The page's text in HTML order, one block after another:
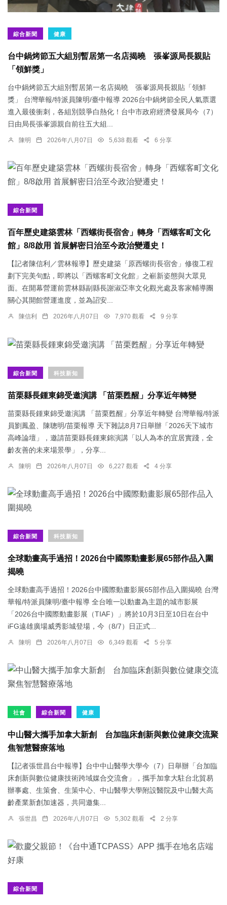
綜合新聞 健康
台中鍋烤節五大組別暫居第一名店揭曉 張峯源局長親貼
「領鮮獎」
台中鍋烤節五大組別暫居第一名店揭曉 張峯源局長親貼「領鮮
獎」 台灣華報/特派員陳明/臺中報導 2026台中鍋烤節全民人氣票選
進入最後衝刺，各組別競爭白熱化！台中市政府經濟發展局今（7）
日由局長張峯源親自前往五大組...
陳明 2026年八月07日 5,638 觀看 6 分享
綜合新聞
百年歷史建築雲林「西螺街長宿舍」轉身「西螺客町文化
館」8/8啟用 首展解密日治至今政治變遷史！
【記者陳信利／雲林報導】歷史建築「原西螺街長宿舍」修復工程
劃下完美句點，即將以「西螺客町文化館」之嶄新姿態與大眾見
面。在開幕營運前雲林縣副縣長謝淑亞率文化觀光處及客家輔導團
關心其開館營運進度，並為詔安...
陳信利 2026年八月07日 7,970 觀看 9 分享
綜合新聞 科技新知
苗栗縣長鍾東錦受邀演講 「苗栗甦醒」分享近年轉變
苗栗縣長鍾東錦受邀演講 「苗栗甦醒」分享近年轉變 台灣華報/特派
員劉鳳盈、陳聰明/苗栗報導 天下雜誌8月7日舉辦「2026天下城市
高峰論壇」，邀請苗栗縣長鍾東錦演講「以人為本的宜居實踐，全
齡友善的未來場景學」，分享...
陳明 2026年八月07日 6,227 觀看 4 分享
綜合新聞 科技新知
全球動畫高手過招！2026台中國際動畫影展65部作品入圍
揭曉
全球動畫高手過招！2026台中國際動畫影展65部作品入圍揭曉 台灣
華報/特派員陳明/臺中報導 全台唯一以動畫為主題的城市影展
「2026台中國際動畫影展（TIAF）」將於10月3日至10日在台中
iFG遠雄廣場威秀影城登場，今（8/7）日正式...
陳明 2026年八月07日 6,349 觀看 5 分享
社會 綜合新聞 健康
中山醫大攜手加拿大新創 台加臨床創新與數位健康交流聚
焦智慧醫療落地
【記者張世昌台中報導】台中中山醫學大學今（7）日舉辦「台加臨
床創新與數位健康技術跨域媒合交流會」，攜手加拿大駐台北貿易
辦事處、生策會、生策中心、中山醫學大學附設醫院及中山醫大高
齡產業新創加速器，共同邀集...
張世昌 2026年八月07日 5,302 觀看 2 分享
綜合新聞